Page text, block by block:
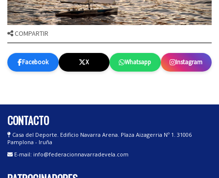
COMPARTIR
Facebook X Whatsapp Instagram
CONTACTO
Casa del Deporte. Edificio Navarra Arena. Plaza Aizagerria Nº 1. 31006
Pamplona - Iruña
E-mail: info@federacionnavarradevela.com